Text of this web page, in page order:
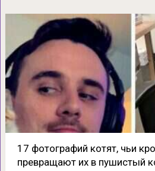
17 фотографий котят, чьи
превращают их в пушистый